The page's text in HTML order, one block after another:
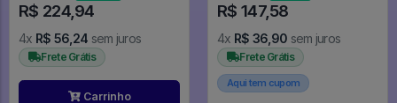
R$ 224,94
4x R$ 56,24 sem juros
Frete Grátis
Carrinho
R$ 147,58
4x R$ 36,90 sem juros
Frete Grátis
Aqui tem cupom